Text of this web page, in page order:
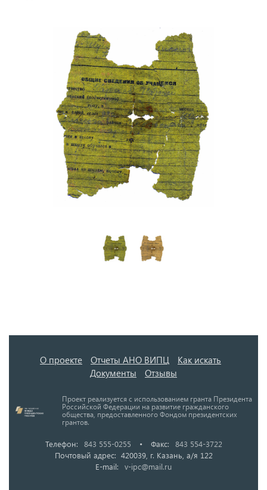
О проекте Отчеты АНО ВИПЦ
Как искать
Документы
Отзывы
Проект реализуется с использованием гранта Президента
Российской Федерации на развитие гражданского
общества, предоставленного Фондом президентских
грантов.
Телефон: 843 555-0255 • Факс:
843 554-3722
Почтовый адрес: 420039, г. Казань, а/я 122
E-mail:
v-ipc@mail.ru